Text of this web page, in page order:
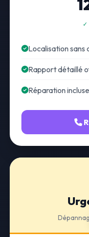
✓
Localisation sans
Rapport détaillé
Réparation